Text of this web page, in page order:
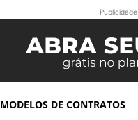
Publicidade
MODELOS DE CONTRATOS